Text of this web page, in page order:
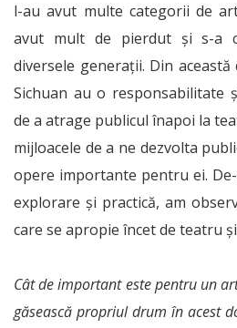
l-au avut multe categorii de
avut mult de pierdut și s-a
diversele generații. Din
Sichuan au o responsabilitate
de a atrage publicul înapoi la
mijloacele de a ne dezvolta
opere importante pentru ei.
explorare și practică, am
care se apropie încet de teatru
Cât de important este pentru un
găsească propriul drum în acest